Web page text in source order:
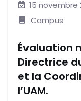
15 novembre
Campus
Évaluation
Directrice
et la
l’UAM.